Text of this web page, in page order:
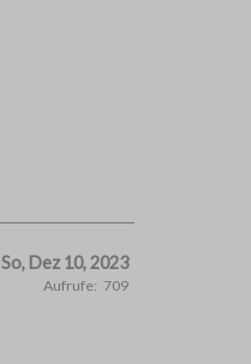
So, Dez 10, 2023
Aufrufe: 709